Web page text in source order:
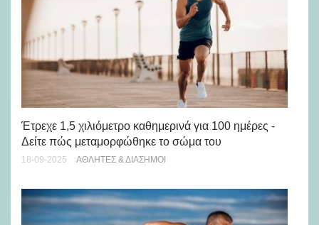
Έτρεχε 1,5 χιλιόμετρο καθημερινά για 100 ημέρες -
Δείτε πώς μεταμορφώθηκε το σώμα του
18-09-2025 ΑΘΛΗΤΈΣ & ΔΙΆΣΗΜΟΙ